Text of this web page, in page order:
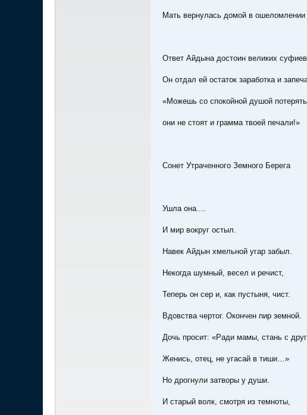
Мать вернулась домой в
Ответ Айдына достоин великих
Он отдал ей остаток заработка и
«Можешь со спокойной душой
они не стоят и грамма твоей печали!»
Сонет Утраченного Земного Берега
Ушла она....
И мир вокруг остыл.
Навек Айдын хмельной угар забыл.
Некогда шумный, весел и речист,
Теперь он сер и, как пустыня, чист.
Вдовства чертог. Окончен пир земной.
Дочь просит: «Ради мамы, стань с
Женись, отец, не угасай в тиши…»
Но дрогнули затворы у души.
И старый волк, смотря из темноты,